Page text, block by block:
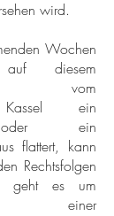
wird.
Wochen
diesem
vom
Kassel ein
oder ein
flattert, kann
Rechtsfolgen
geht es um
einer